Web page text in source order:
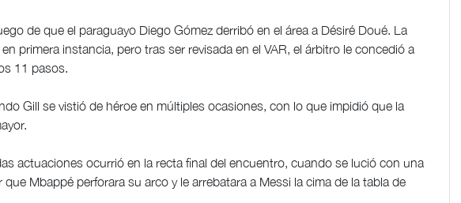
de que el paraguayo Diego Gómez derribó en el área a Désiré Doué. La
primera instancia, pero tras ser revisada en el VAR, el árbitro le concedió a
11 pasos.
Gill se vistió de héroe en múltiples ocasiones, con lo que impidió que la
actuaciones ocurrió en la recta final del encuentro, cuando se lució con una
Mbappé perforara su arco y le arrebatara a Messi la cima de la tabla de